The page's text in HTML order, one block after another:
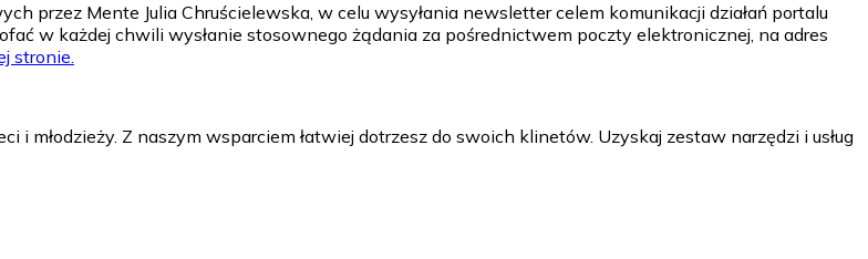
przez Mente Julia Chruścielewska, w celu wysyłania newsletter celem komunikacji działań portalu
w każdej chwili wysłanie stosownego żądania za pośrednictwem poczty elektronicznej, na adres
stronie.
młodzieży. Z naszym wsparciem łatwiej dotrzesz do swoich klinetów. Uzyskaj zestaw narzędzi i usług